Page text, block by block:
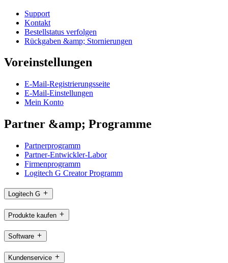
Support
Kontakt
Bestellstatus verfolgen
Rückgaben &amp; Stornierungen
Voreinstellungen
E-Mail-Registrierungsseite
E-Mail-Einstellungen
Mein Konto
Partner &amp; Programme
Partnerprogramm
Partner-Entwickler-Labor
Firmenprogramm
Logitech G Creator Programm
Logitech G
Produkte kaufen
Software
Kundenservice